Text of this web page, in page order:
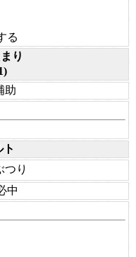
る
り
助
つり
中